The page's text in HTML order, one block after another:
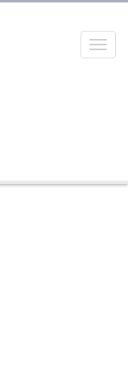
Toggle
navigation